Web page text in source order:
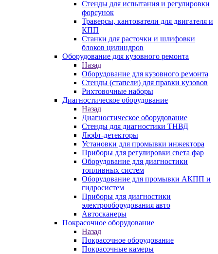
Стенды для испытания и регулировки
форсунок
Траверсы, кантователи для двигателя и
КПП
Станки для расточки и шлифовки
блоков цилиндров
Оборудование для кузовного ремонта
Назад
Оборудование для кузовного ремонта
Стенды (стапели) для правки кузовов
Рихтовочные наборы
Диагностическое оборудование
Назад
Диагностическое оборудование
Стенды для диагностики ТНВД
Люфт-детекторы
Установки для промывки инжектора
Приборы для регулировки света фар
Оборудование для диагностики
топливных систем
Оборудование для промывки АКПП и
гидросистем
Приборы для диагностики
электрооборудования авто
Автосканеры
Покрасочное оборудование
Назад
Покрасочное оборудование
Покрасочные камеры